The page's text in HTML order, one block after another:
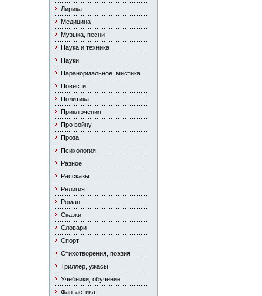
Лирика
Медицина
Музыка, песни
Наука и техника
Науки
Паранормальное, мистика
Повести
Политика
Приключения
Про войну
Проза
Психология
Разное
Рассказы
Религия
Роман
Сказки
Словари
Спорт
Стихотворения, поэзия
Триллер, ужасы
Учебники, обучение
Фантастика